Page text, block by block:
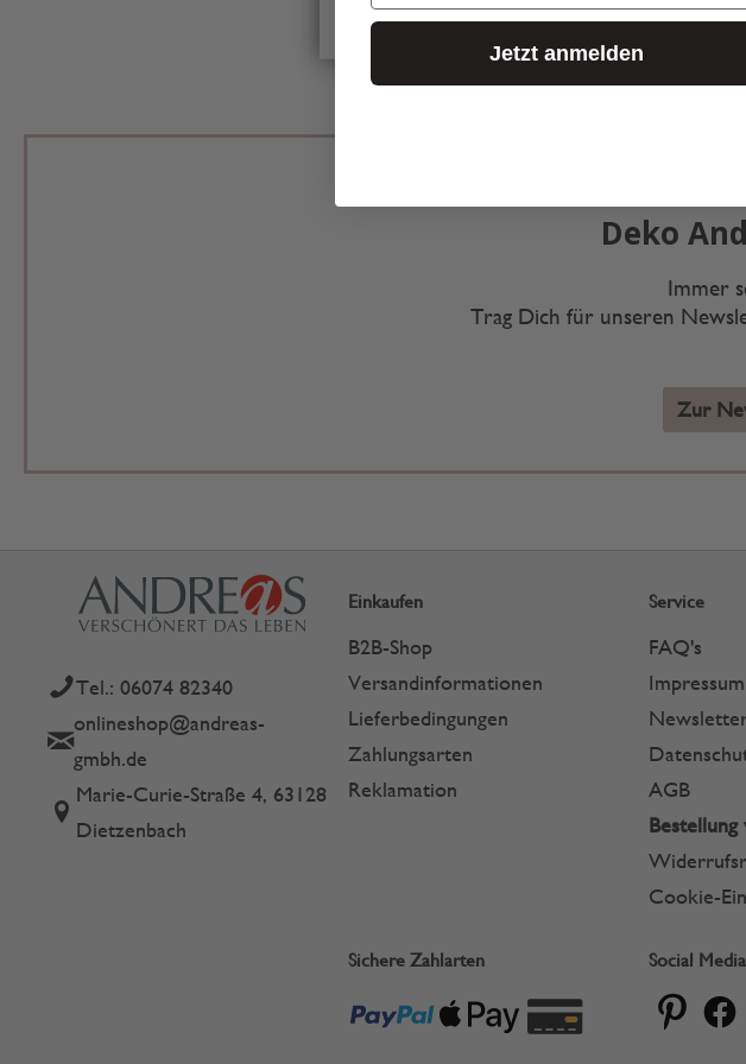
Deko
Immer
Trag Dich für unseren
Zur
Tel.: 06074 82340
onlineshop@andreas-
gmbh.de
Marie-Curie-Straße 4, 63128
Dietzenbach
Einkaufen
B2B-Shop
Versandinformationen
Lieferbedingungen
Zahlungsarten
Reklamation
Service
FAQ's
Impressum
AGB
Cookie-
Sichere Zahlarten Social Media
Jetzt anmelden